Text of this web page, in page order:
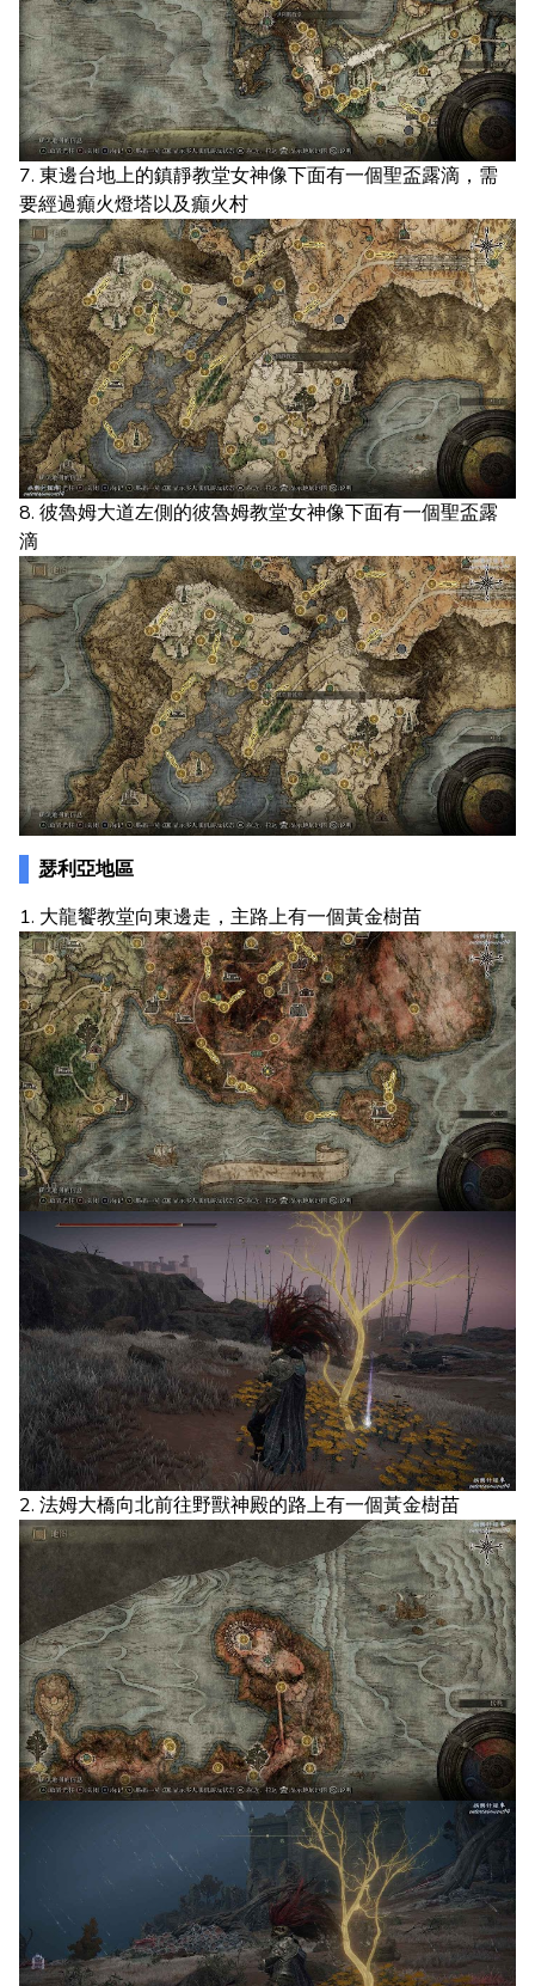
7. 東邊台地上的鎮靜教堂女神像下面有一個聖盃露滴，需
要經過癲火燈塔以及癲火村
8. 彼魯姆大道左側的彼魯姆教堂女神像下面有一個聖盃露
滴
瑟利亞地區
1. 大龍饗教堂向東邊走，主路上有一個黃金樹苗
2. 法姆大橋向北前往野獸神殿的路上有一個黃金樹苗